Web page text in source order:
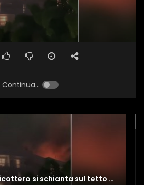
Continua...
Australia, elicottero si schianta sul tetto di un hotel: morto il pilota